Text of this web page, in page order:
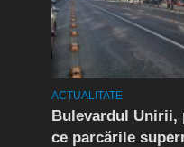
ACTUALITATE
Bulevardul Unirii,
ce parcările